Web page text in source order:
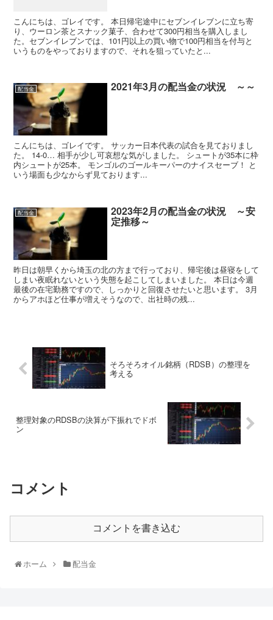
こんにちは、ゴレイです。 本日帰宅途中にセブンイレブンに立ち寄
り、ウーロン茶とスナック菓子、合わせて300円相当を購入しまし
た。セブンイレブンでは、101円以上の買い物で100円相当を付与と
いうものをやっておりますので、それを狙っていたと...
配当金 2021年3月の配当金の状況 ～～
こんにちは、ゴレイです。 サッカー日本代表の試合を見ておりまし
た。 14-0… 相手が少し可哀想な気がしました。 シュートが35本に枠
内シュートが25本。 モンゴルのゴールキーパーのナイスセーブ！ と
いう場面も少なからず見ております...
配当金 2023年2月の配当金の状況 ～安
定推移～
昨日は朝早くから埼玉の北の方まで行っており、帰宅後は昼寝をして
しまい夜眠れないという失態を起こしてしまいました。 本日は今週
最後の在宅勤務ですので、しっかりと回復させたいと思います。 3月
からアホほど仕事が増えそうなので、出社時の残...
そろそろオイル銘柄（RDSB）の整理を
考える
整理対象のRDSBの決算が下振れでドボ
ン
コメント
コメントを書き込む
ホーム 配当金